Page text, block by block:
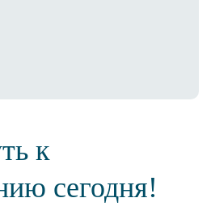
к
сегодня!